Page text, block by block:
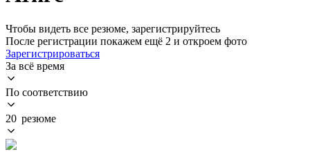
Чтобы видеть все резюме, зарегистрируйтесь
После регистрации покажем ещё 2 и откроем фото
Зарегистрироваться
За всё время
По соответствию
20 резюме